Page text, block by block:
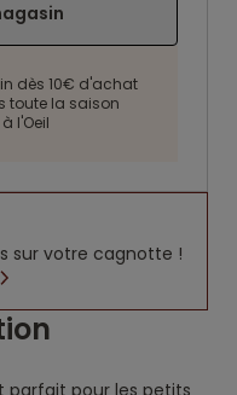
dès 10€ d'achat
toute la saison
l'Oeil
sur votre cagnotte !
parfait pour les petits